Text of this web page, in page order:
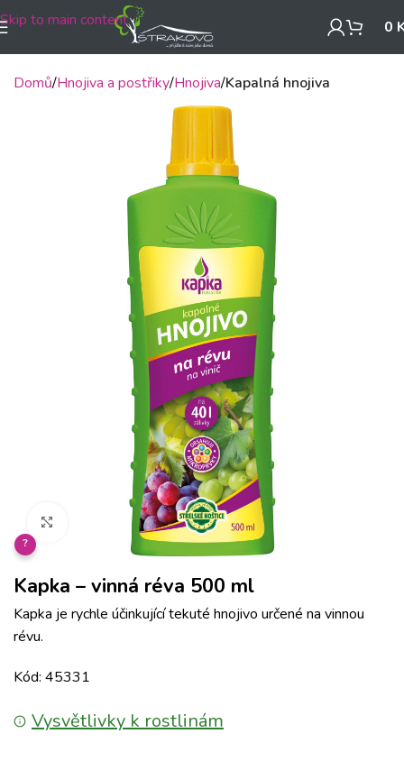
Skip to main content 0
Domů Hnojiva a postřiky Hnojiva Kapalná hnojiva
Klikněte pro zvětšení
?
Kapka – vinná réva 500 ml
Kapka je rychle účinkující tekuté hnojivo určené na vinnou
révu.
Kód: 45331
Vysvětlivky k rostlinám